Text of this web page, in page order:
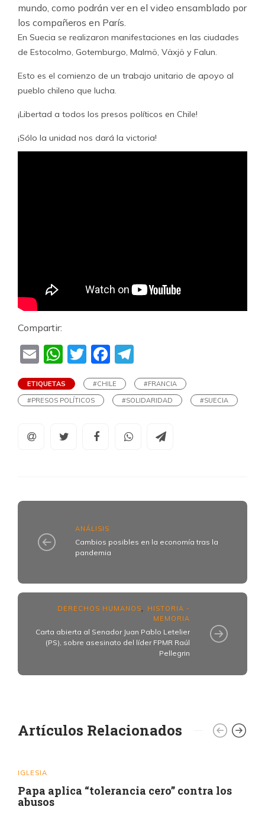
mundo, como podrán ver en el video ensamblado por
los compañeros en París.
En Suecia se realizaron manifestaciones en las ciudades
de Estocolmo, Gotemburgo, Malmö, Växjö y Falun.
Esto es el comienzo de un trabajo unitario de apoyo al
pueblo chileno que lucha.
¡Libertad a todos los presos políticos en Chile!
¡Sólo la unidad nos dará la victoria!
Compartir:
EmailWhatsApp
TwitterFacebook
ETIQUETAS #CHILE
#FRANCIA
#PRESOS POLÍTICOS
#SOLIDARIDAD #SUECIA
ANÁLISIS
Cambios posibles en la economía tras la
pandemia
DERECHOS HUMANOS
HISTORIA -
MEMORIA
Carta abierta al Senador Juan Pablo Letelier
(PS), sobre asesinato del líder FPMR Raúl
Pellegrin
Artículos Relacionados
IGLESIA
Papa aplica “tolerancia cero” contra los
abusos